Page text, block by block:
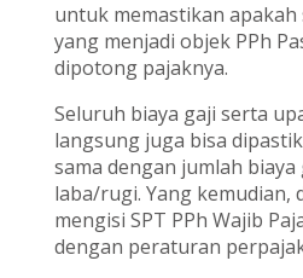
untuk memastikan
yang menjadi objek PPh
dipotong pajaknya.
Seluruh biaya gaji serta
langsung juga bisa
sama dengan jumlah
laba/rugi. Yang
mengisi SPT PPh Wajib
dengan peraturan